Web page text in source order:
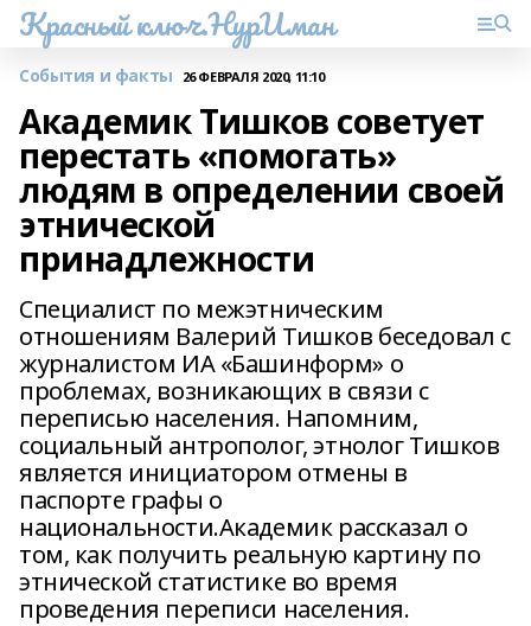
Красный ключ.НурИман
События и факты 26 ФЕВРАЛЯ 2020, 11:10
Академик Тишков советует
перестать «помогать»
людям в определении своей
этнической
принадлежности
Специалист по межэтническим
отношениям Валерий Тишков беседовал с
журналистом ИА «Башинформ» о
проблемах, возникающих в связи с
переписью населения. Напомним,
социальный антрополог, этнолог Тишков
является инициатором отмены в
паспорте графы о
национальности.Академик рассказал о
том, как получить реальную картину по
этнической статистике во время
проведения переписи населения.